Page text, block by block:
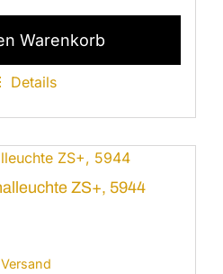
Warenkorb
Details
ZS+, 5944
Versand